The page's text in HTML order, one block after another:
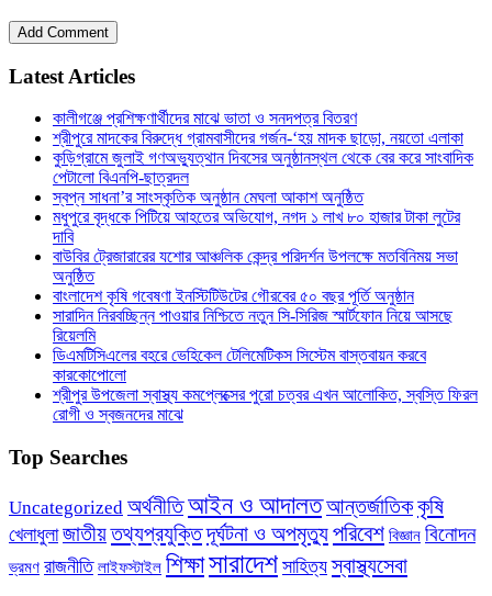
Latest Articles
কালীগঞ্জে প্রশিক্ষণার্থীদের মাঝে ভাতা ও সনদপত্র বিতরণ
শ্রীপুরে মাদকের বিরুদ্ধে গ্রামবাসীদের গর্জন-‘হয় মাদক ছাড়ো, নয়তো এলাকা
কুড়িগ্রামে জুলাই গণঅভ্যুত্থান দিবসের অনুষ্ঠানস্থল থেকে বের করে সাংবাদিক
পেটালো বিএনপি-ছাত্রদল
স্বপ্ন সাধনা’র সাংস্কৃতিক অনুষ্ঠান মেঘলা আকাশ অনুষ্ঠিত
মধুপুরে বৃদ্ধকে পিটিয়ে আহতের অভিযোগ, নগদ ১ লাখ ৮০ হাজার টাকা লুটের
দাবি
বাউবির ট্রেজারারের যশোর আঞ্চলিক কেন্দ্র পরিদর্শন উপলক্ষে মতবিনিময় সভা
অনুষ্ঠিত
বাংলাদেশ কৃষি গবেষণা ইনস্টিটিউটের গৌরবের ৫০ বছর পূর্তি অনুষ্ঠান
সারাদিন নিরবচ্ছিন্ন পাওয়ার নিশ্চিতে নতুন সি-সিরিজ স্মার্টফোন নিয়ে আসছে
রিয়েলমি
ডিএমটিসিএলের বহরে ভেহিকেল টেলিমেটিকস সিস্টেম বাস্তবায়ন করবে
কারকোপোলো
শ্রীপুর উপজেলা স্বাস্থ্য কমপ্লেক্সের পুরো চত্বর এখন আলোকিত, স্বস্তি ফিরল
রোগী ও স্বজনদের মাঝে‎
Top Searches
Uncategorized অর্থনীতিআইন ও আদালতআন্তর্জাতিককৃষি
খেলাধুলা জাতীয়তথ্যপ্রযুক্তিদূর্ঘটনা ও অপমৃত্যুপরিবেশ বিজ্ঞান বিনোদন
ভ্রমণ রাজনীতি লাইফস্টাইল শিক্ষাসারাদেশ সাহিত্য স্বাস্থ্যসেবা